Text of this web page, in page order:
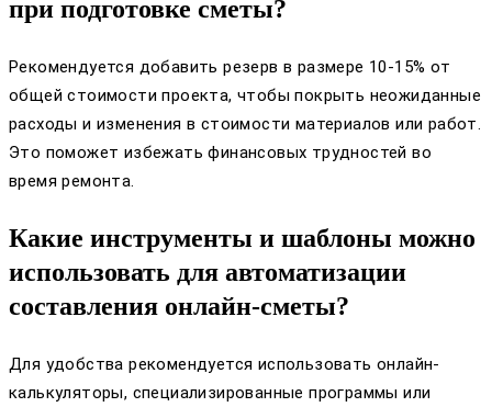
при подготовке сметы?
Рекомендуется добавить резерв в размере 10-15% от
общей стоимости проекта, чтобы покрыть неожиданные
расходы и изменения в стоимости материалов или работ.
Это поможет избежать финансовых трудностей во
время ремонта.
Какие инструменты и шаблоны можно
использовать для автоматизации
составления онлайн-сметы?
Для удобства рекомендуется использовать онлайн-
калькуляторы, специализированные программы или